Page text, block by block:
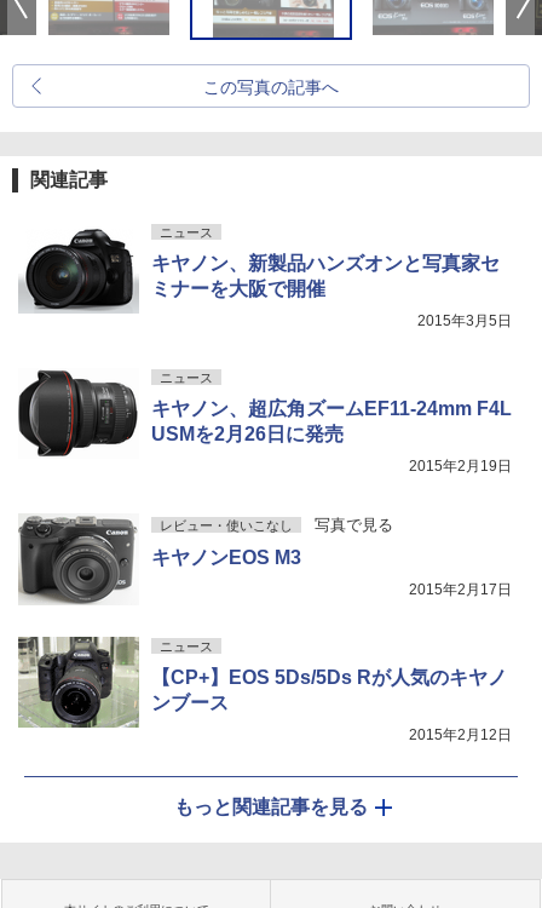
この写真の記事へ
関連記事
ニュース
キヤノン、新製品ハンズオンと写真家セ
ミナーを大阪で開催
2015年3月5日
ニュース
キヤノン、超広角ズームEF11-24mm F4L
USMを2月26日に発売
2015年2月19日
レビュー・使いこなし 写真で見る
キヤノンEOS M3
2015年2月17日
ニュース
【CP+】EOS 5Ds/5Ds Rが人気のキヤノ
ンブース
2015年2月12日
もっと関連記事を見る